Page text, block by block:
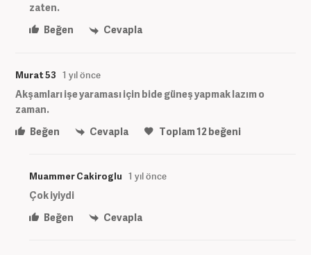
zaten.
Beğen
Cevapla
Murat 53 1 yıl önce
Akşamları işe yaraması için bide güneş yapmak lazım o
zaman.
Beğen
Cevapla Toplam12 beğeni
Muammer Cakiroglu 1 yıl önce
Çok iyiydi
Beğen
Cevapla